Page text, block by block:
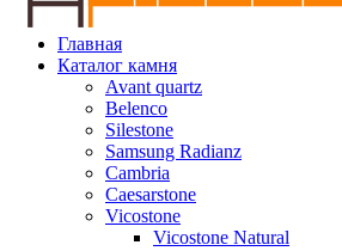
Главная
Каталог камня
Avant quartz
Belenco
Silestone
Samsung Radianz
Сambria
Сaesarstone
Vicostone
Vicostone Natural